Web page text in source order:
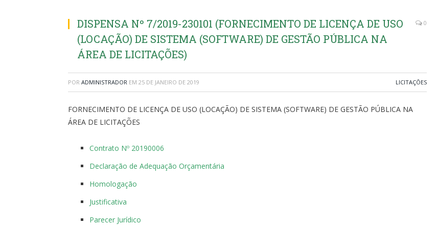
DISPENSA Nº 7/2019-230101 (FORNECIMENTO DE LICENÇA DE USO
(LOCAÇÃO) DE SISTEMA (SOFTWARE) DE GESTÃO PÚBLICA NA
ÁREA DE LICITAÇÕES)
0
POR ADMINISTRADOR EM 25 DE JANEIRO DE 2019 LICITAÇÕES
FORNECIMENTO DE LICENÇA DE USO (LOCAÇÃO) DE SISTEMA (SOFTWARE) DE GESTÃO PÚBLICA NA
ÁREA DE LICITAÇÕES
Contrato Nº 20190006
Declaração de Adequação Orçamentária
Homologação
Justificativa
Parecer Jurídico